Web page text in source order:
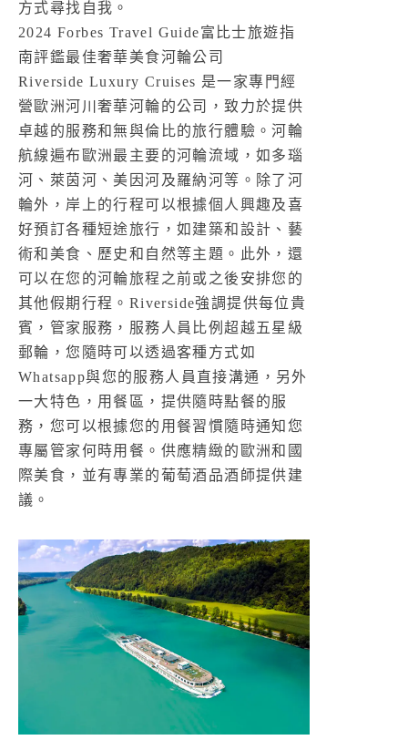
方式尋找自我。
2024 Forbes Travel Guide富比士旅遊指
南評鑑最佳奢華美食河輪公司
Riverside Luxury Cruises 是一家專門經
營歐洲河川奢華河輪的公司，致力於提供
卓越的服務和無與倫比的旅行體驗。河輪
航線遍布歐洲最主要的河輪流域，如多瑙
河、萊茵河、美因河及羅納河等。除了河
輪外，岸上的行程可以根據個人興趣及喜
好預訂各種短途旅行，如建築和設計、藝
術和美食、歷史和自然等主題。此外，還
可以在您的河輪旅程之前或之後安排您的
其他假期行程。Riverside強調提供每位貴
賓，管家服務，服務人員比例超越五星級
郵輪，您隨時可以透過客種方式如
Whatsapp與您的服務人員直接溝通，另外
一大特色，用餐區，提供隨時點餐的服
務，您可以根據您的用餐習慣隨時通知您
專屬管家何時用餐。供應精緻的歐洲和國
際美食，並有專業的葡萄酒品酒師提供建
議。